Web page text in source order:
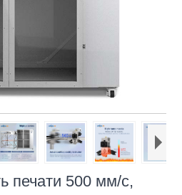
печати 500 мм/с,